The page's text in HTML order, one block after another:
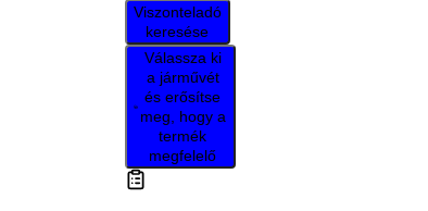
Viszonteladó
keresése
Válassza ki
a járművét
és erősítse
meg, hogy a
termék
megfelelő